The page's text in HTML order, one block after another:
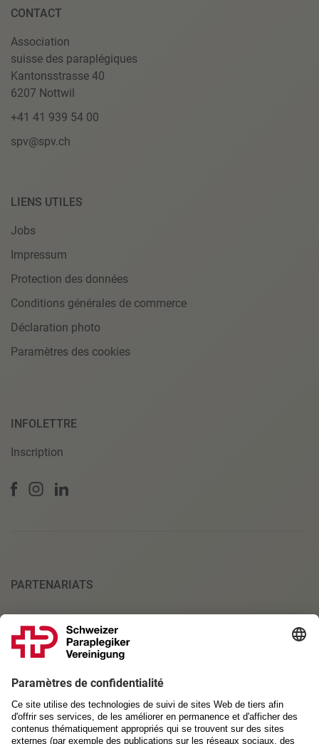
CONTACT
Association
suisse des paraplégiques
Kantonsstrasse 40
6207 Nottwil
+41 41 939 54 00
spv@spv.ch
LIENS UTILES
Jobs
Impressum
Protection des données
Conditions générales de commerce
Déclaration photo
Paramètres des cookies
INFOLETTRE
Inscription
PARTENARIATS